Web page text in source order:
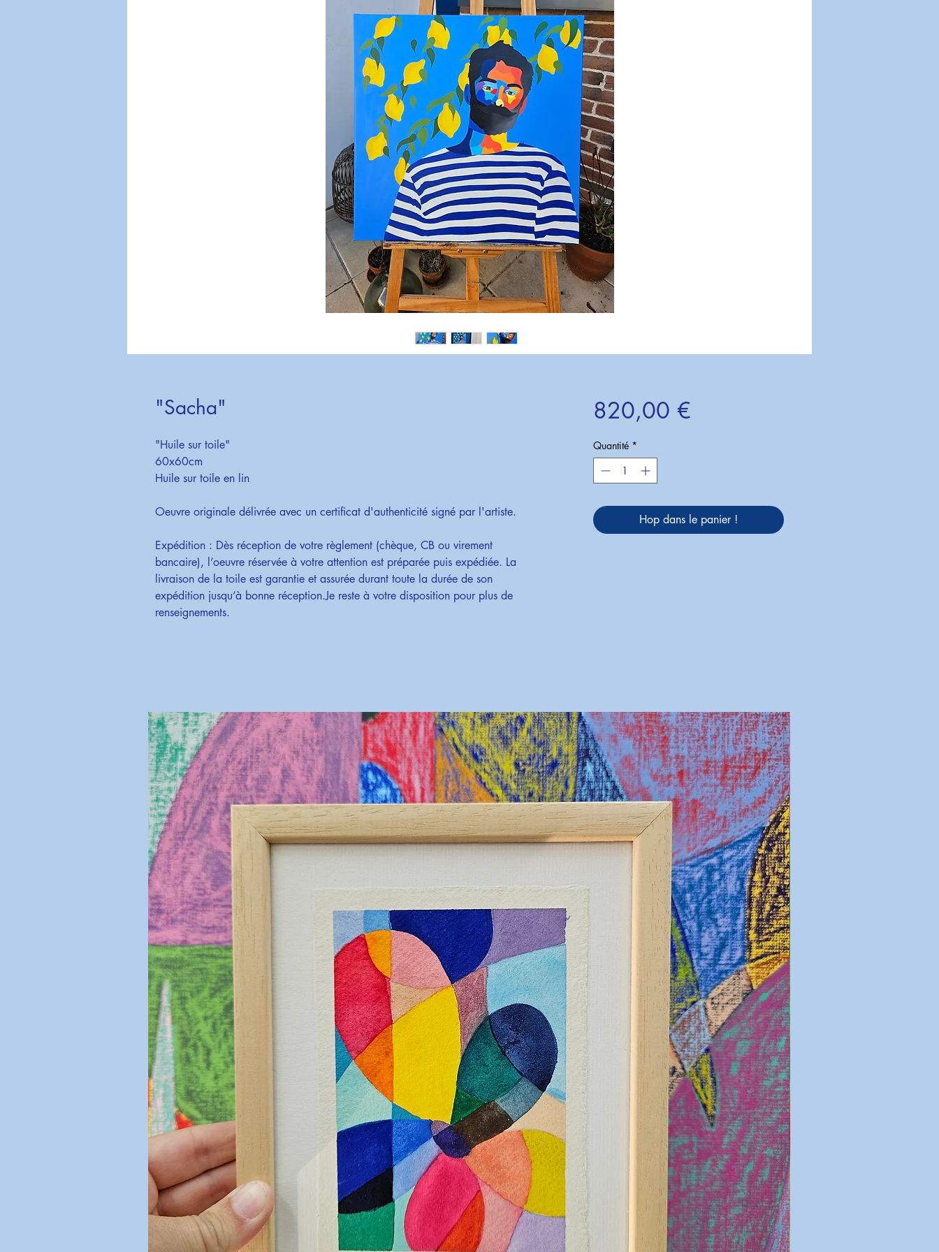
"Sacha"
"Huile sur toile"
60x60cm
Huile sur toile en lin
Oeuvre originale délivrée avec un certificat d'authenticité signé par l'artiste.
Expédition : Dès réception de votre règlement (chèque, CB ou virement
bancaire), l’oeuvre réservée à votre attention est préparée puis expédiée. La
livraison de la toile est garantie et assurée durant toute la durée de son
expédition jusqu’à bonne réception.Je reste à votre disposition pour plus de
renseignements.
820,00 €Prix
Quantité *
Hop dans le panier !